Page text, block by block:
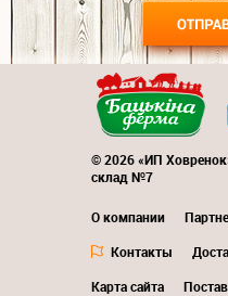
© 2026 «ИП
склад №7
О компании
Контакты
Карта сайта